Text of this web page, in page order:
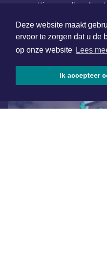
Deze website maakt
ervoor te zorgen dat u de
op onze website Lees
Ik accepteer
samenvatting van alle
Aanmelden
ONLINE DAGBLADEN